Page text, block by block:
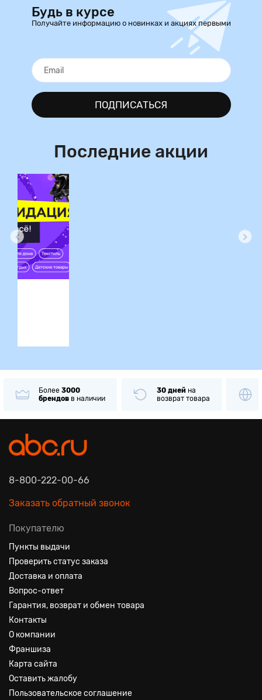
Будь в курсе
Получайте информацию о новинках и акциях первыми
ПОДПИСАТЬСЯ
Последние акции
Более 3000
брендов в наличии
30 дней на
возврат товара
8-800-222-00-66
Заказать обратный звонок
Покупателю
Пункты выдачи
Проверить статус заказа
Доставка и оплата
Вопрос-ответ
Гарантия, возврат и обмен товара
Контакты
О компании
Франшиза
Карта сайта
Оставить жалобу
Пользовательское соглашение